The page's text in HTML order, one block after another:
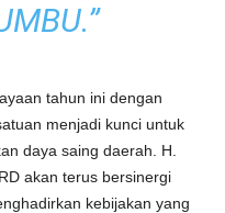
tahun ini dengan
menjadi kunci untuk
daya saing daerah. H.
akan terus bersinergi
kebijakan yang